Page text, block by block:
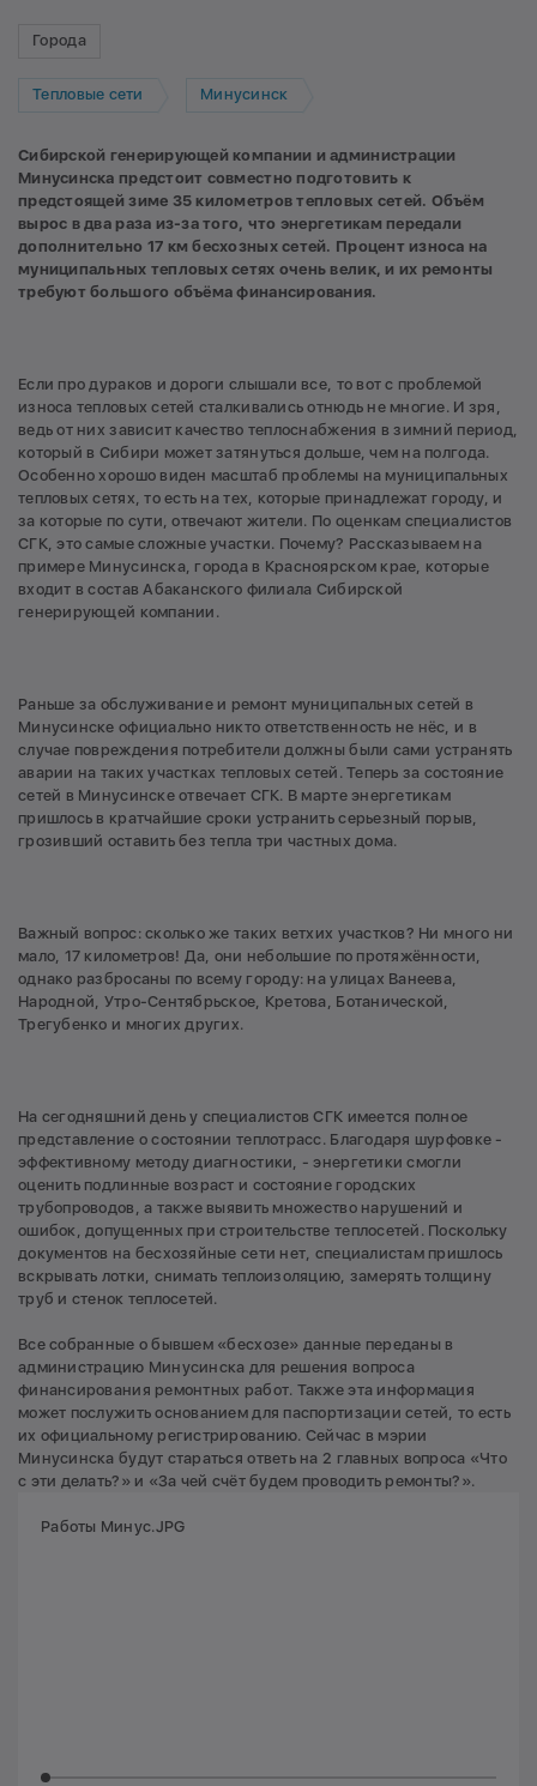
Города
Тепловые сети Минусинск
Сибирской генерирующей компании и администрации
Минусинска предстоит совместно подготовить к
предстоящей зиме 35 километров тепловых сетей. Объём
вырос в два раза из-за того, что энергетикам передали
дополнительно 17 км бесхозных сетей. Процент износа на
муниципальных тепловых сетях очень велик, и их ремонты
требуют большого объёма финансирования.
Если про дураков и дороги слышали все, то вот с проблемой
износа тепловых сетей сталкивались отнюдь не многие. И зря,
ведь от них зависит качество теплоснабжения в зимний период,
который в Сибири может затянуться дольше, чем на полгода.
Особенно хорошо виден масштаб проблемы на муниципальных
тепловых сетях, то есть на тех, которые принадлежат городу, и
за которые по сути, отвечают жители. По оценкам специалистов
СГК, это самые сложные участки. Почему? Рассказываем на
примере Минусинска, города в Красноярском крае, которые
входит в состав Абаканского филиала Сибирской
генерирующей компании.
Раньше за обслуживание и ремонт муниципальных сетей в
Минусинске официально никто ответственность не нёс, и в
случае повреждения потребители должны были сами устранять
аварии на таких участках тепловых сетей. Теперь за состояние
сетей в Минусинске отвечает СГК. В марте энергетикам
пришлось в кратчайшие сроки устранить серьезный порыв,
грозивший оставить без тепла три частных дома.
Важный вопрос: сколько же таких ветхих участков? Ни много ни
мало, 17 километров! Да, они небольшие по протяжённости,
однако разбросаны по всему городу: на улицах Ванеева,
Народной, Утро-Сентябрьское, Кретова, Ботанической,
Трегубенко и многих других.
На сегодняшний день у специалистов СГК имеется полное
представление о состоянии теплотрасс. Благодаря шурфовке -
эффективному методу диагностики, - энергетики смогли
оценить подлинные возраст и состояние городских
трубопроводов, а также выявить множество нарушений и
ошибок, допущенных при строительстве теплосетей. Поскольку
документов на бесхозяйные сети нет, специалистам пришлось
вскрывать лотки, снимать теплоизоляцию, замерять толщину
труб и стенок теплосетей.
Все собранные о бывшем «бесхозе» данные переданы в
администрацию Минусинска для решения вопроса
финансирования ремонтных работ. Также эта информация
может послужить основанием для паспортизации сетей, то есть
их официальному регистрированию. Сейчас в мэрии
Минусинска будут стараться ответь на 2 главных вопроса «Что
с эти делать?» и «За чей счёт будем проводить ремонты?».
Работы Минус.JPG